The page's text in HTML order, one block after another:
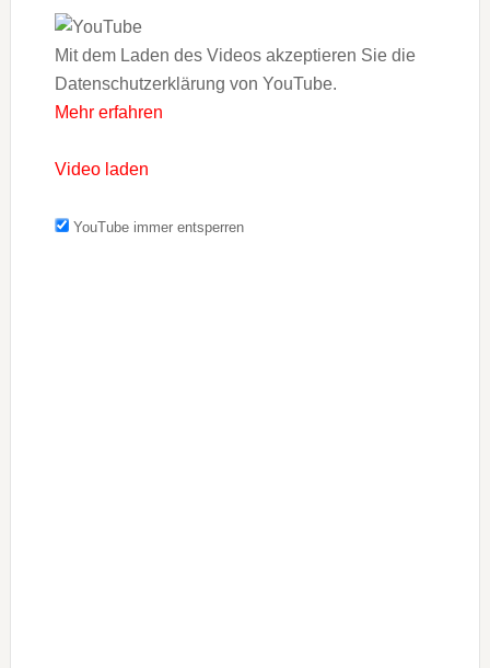
Mit dem Laden des Videos akzeptieren Sie die
Datenschutzerklärung von YouTube.
Mehr erfahren
Video laden
YouTube immer entsperren